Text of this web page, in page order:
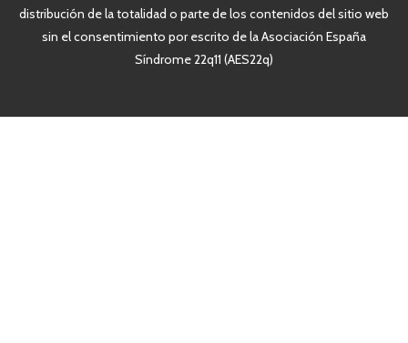
distribución de la totalidad o parte de los contenidos del sitio web
sin el consentimiento por escrito de la Asociación España
Síndrome 22q11 (AES22q)